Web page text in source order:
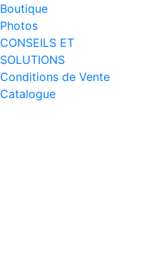
Boutique
Photos
CONSEILS ET
SOLUTIONS
Conditions de Vente
Catalogue